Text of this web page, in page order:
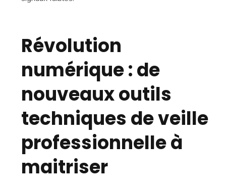
Révolution
numérique : de
nouveaux outils
techniques de veille
professionnelle à
maitriser